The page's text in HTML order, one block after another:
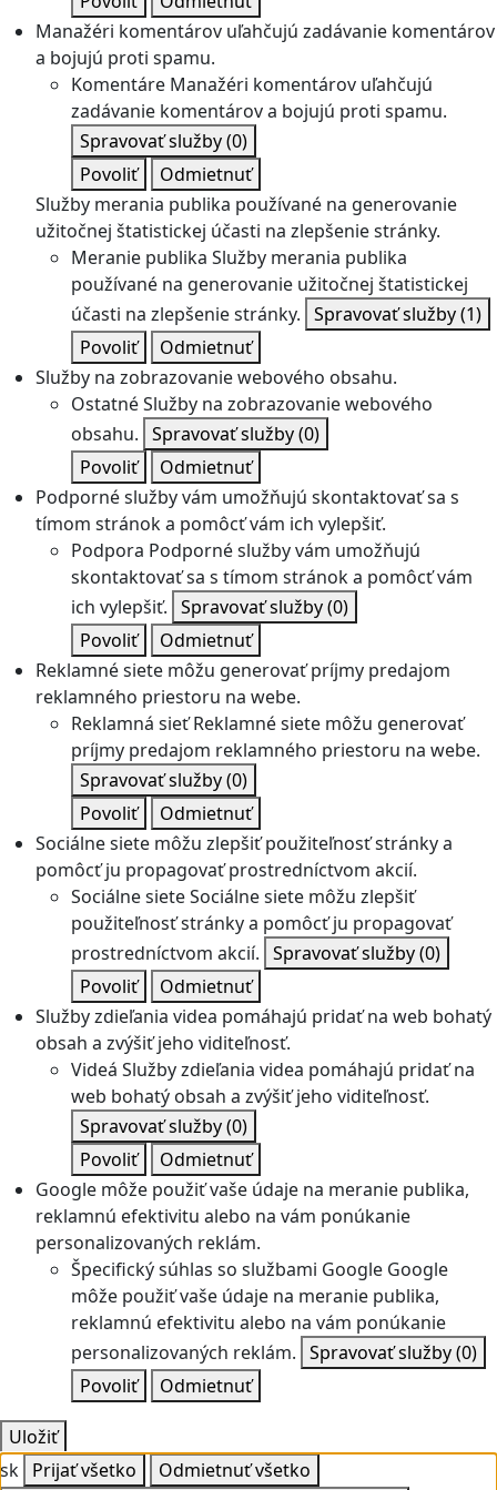
Manažéri komentárov uľahčujú zadávanie komentárov
a bojujú proti spamu.
Komentáre Manažéri komentárov uľahčujú
zadávanie komentárov a bojujú proti spamu.
Spravovať služby(0)
Povoliť
Odmietnuť
Služby merania publika používané na generovanie
užitočnej štatistickej účasti na zlepšenie stránky.
Meranie publika Služby merania publika
používané na generovanie užitočnej štatistickej
účasti na zlepšenie stránky. Spravovať služby(1)
Povoliť
Odmietnuť
Služby na zobrazovanie webového obsahu.
OstatnéSlužby na zobrazovanie webového
obsahu. Spravovať služby(0)
Povoliť
Odmietnuť
Podporné služby vám umožňujú skontaktovať sa s
tímom stránok a pomôcť vám ich vylepšiť.
Podpora Podporné služby vám umožňujú
skontaktovať sa s tímom stránok a pomôcť vám
ich vylepšiť. Spravovať služby(0)
Povoliť
Odmietnuť
Reklamné siete môžu generovať príjmy predajom
reklamného priestoru na webe.
Reklamná sieť Reklamné siete môžu generovať
príjmy predajom reklamného priestoru na webe.
Spravovať služby(0)
Povoliť
Odmietnuť
Sociálne siete môžu zlepšiť použiteľnosť stránky a
pomôcť ju propagovať prostredníctvom akcií.
Sociálne sieteSociálne siete môžu zlepšiť
použiteľnosť stránky a pomôcť ju propagovať
prostredníctvom akcií. Spravovať služby(0)
Povoliť
Odmietnuť
Služby zdieľania videa pomáhajú pridať na web bohatý
obsah a zvýšiť jeho viditeľnosť.
Videá Služby zdieľania videa pomáhajú pridať na
web bohatý obsah a zvýšiť jeho viditeľnosť.
Spravovať služby(0)
Povoliť
Odmietnuť
Google môže použiť vaše údaje na meranie publika,
reklamnú efektivitu alebo na vám ponúkanie
personalizovaných reklám.
Špecifický súhlas so službami Google Google
môže použiť vaše údaje na meranie publika,
reklamnú efektivitu alebo na vám ponúkanie
personalizovaných reklám. Spravovať služby(0)
Povoliť
Odmietnuť
Uložiť
sk Prijať všetko
Odmietnuť všetko